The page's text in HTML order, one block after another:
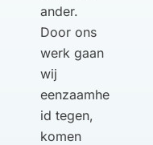
ander.
Door ons
werk gaan
wij
eenzaamhe
id tegen,
komen